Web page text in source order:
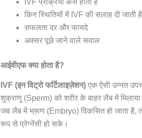
किन स्थितियों में IVF की सलाह दी जाती है
सफलता दर और फायदे
अक्सर पूछे जाने वाले सवाल
आईवीएफ क्या होता है?
IVF (इन विट्रो फर्टिलाइज़ेशन) एक ऐसी उन्नत
शुक्राणु (Sperm) को शरीर के बाहर लैब में
जब लैब में भ्रूण (Embryo) विकसित हो जाता है,
रूप से प्रेग्नेंसी हो सके।